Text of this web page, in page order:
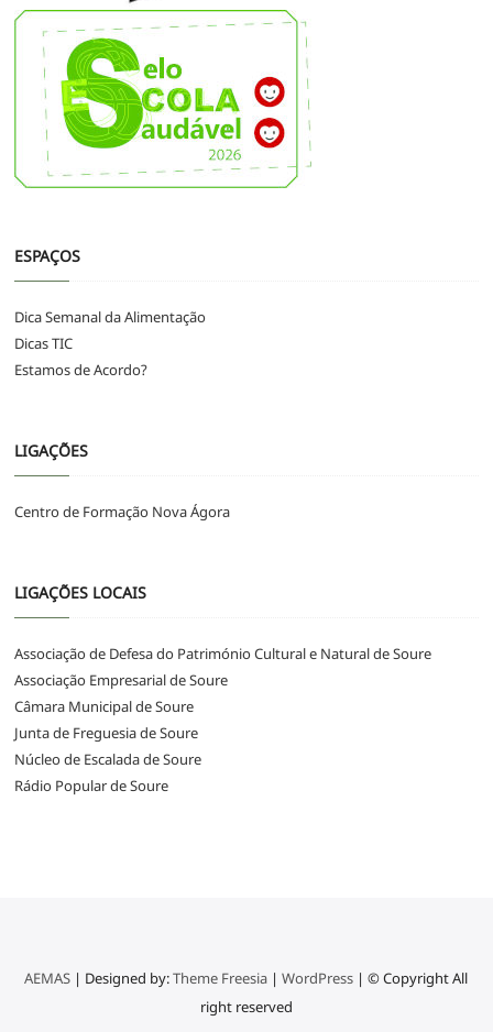
ESPAÇOS
Dica Semanal da Alimentação
Dicas TIC
Estamos de Acordo?
LIGAÇÕES
Centro de Formação Nova Ágora
LIGAÇÕES LOCAIS
Associação de Defesa do Património Cultural e Natural de Soure
Associação Empresarial de Soure
Câmara Municipal de Soure
Junta de Freguesia de Soure
Núcleo de Escalada de Soure
Rádio Popular de Soure
AEMAS | Designed by:Theme Freesia |WordPress | © Copyright All
right reserved